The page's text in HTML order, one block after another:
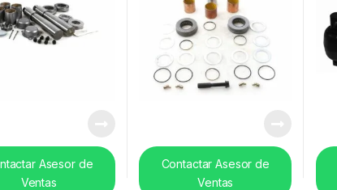
Asesor de
Ventas
Contactar Asesor de
Ventas